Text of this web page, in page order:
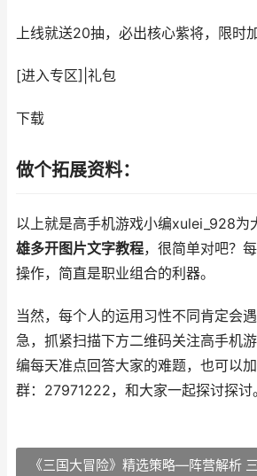
上线就送20抽，必出核心紫将，限时
[进入专区] 礼包
下载
做个拓展资料：
以上就是高手机游戏小编xulei_928为
雄多开图片文字教程，很简单对吧？
操作，简直是职业组合的利器。
当然，每个人的运用习性不同肯定会
急，抓紧扫描下方二维码关注高手机
编每天准点回答大家的难题，也可以
群：27971222，和大家一起探讨探讨
《三国大冒险》精选策略—阵营解析